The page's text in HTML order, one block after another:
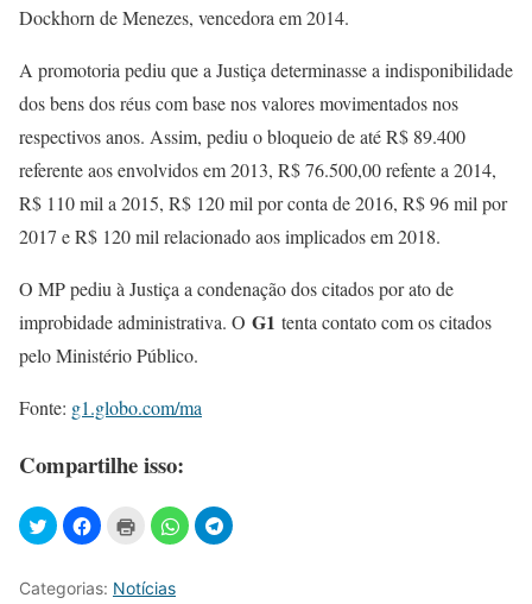
Dockhorn de Menezes, vencedora em 2014.
A promotoria pediu que a Justiça determinasse a indisponibilidade
dos bens dos réus com base nos valores movimentados nos
respectivos anos. Assim, pediu o bloqueio de até R$ 89.400
referente aos envolvidos em 2013, R$ 76.500,00 refente a 2014,
R$ 110 mil a 2015, R$ 120 mil por conta de 2016, R$ 96 mil por
2017 e R$ 120 mil relacionado aos implicados em 2018.
O MP pediu à Justiça a condenação dos citados por ato de
improbidade administrativa. O G1 tenta contato com os citados
pelo Ministério Público.
Fonte: g1.globo.com/ma
Compartilhe isso:
Categorias: Notícias